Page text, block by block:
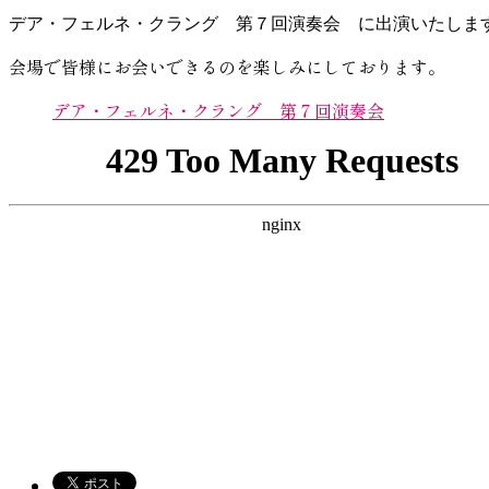
デア・フェルネ・クラング 第７回演奏会 に出演いたしま
会場で皆様にお会いできるのを楽しみにしております。
デア・フェルネ・クラング 第７回演奏会